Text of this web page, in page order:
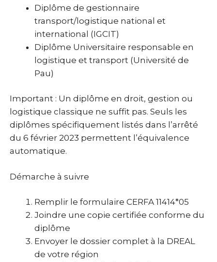
Diplôme de gestionnaire
transport/logistique national et
international (IGCIT)
Diplôme Universitaire responsable en
logistique et transport (Université de
Pau)
Important : Un diplôme en droit, gestion ou
logistique classique ne suffit pas. Seuls les
diplômes spécifiquement listés dans l’arrêté
du 6 février 2023 permettent l’équivalence
automatique.
Démarche à suivre
Remplir le formulaire CERFA 11414*05
Joindre une copie certifiée conforme du
diplôme
Envoyer le dossier complet à la DREAL
de votre région